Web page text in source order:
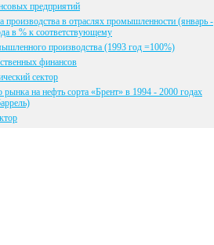
предприятий
производства в отраслях промышленности (январь -
в % к соответствующему
производства (1993 год =100%)
финансов
сектор
на нефть сорта «Брент» в 1994 - 2000 годах